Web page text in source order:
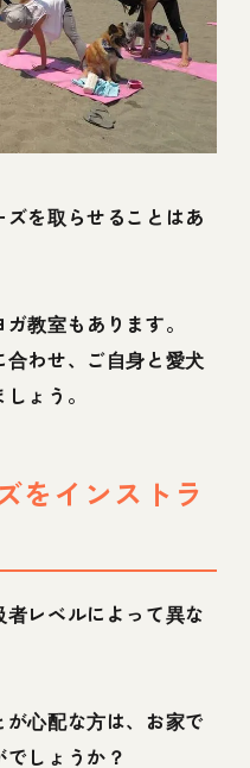
ズを取らせることはあ
教室もあります。
合わせ、ご自身と愛犬
ょう。
をインストラ
レベルによって異な
心配な方は、お家で
しょうか？